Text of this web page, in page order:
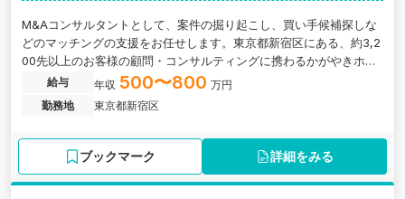
M&Aコンサルタントとして、案件の掘り起こし、買い手候補探しな
どのマッチングの支援をお任せします。東京都新宿区にある、約3,2
00先以上のお客様の顧問・コンサルティングに携わるかがやきホー
ルディングスグループのM&A支援会社の求人です。
給与 年収 500〜800 万円
勤務地
東京都新宿区
ブックマーク 詳細をみる